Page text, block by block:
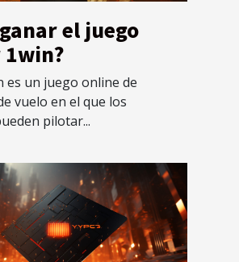
el juego
es un juego online de
vuelo en el que los
pilotar...